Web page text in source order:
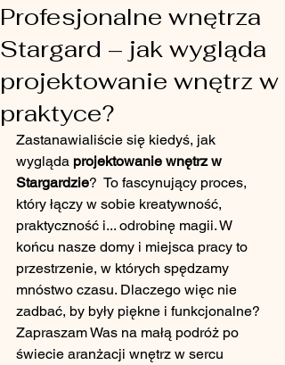
Profesjonalne wnętrza
Stargard – jak wygląda
projektowanie wnętrz w
praktyce?
Zastanawialiście się kiedyś, jak
wygląda projektowanie wnętrz w
Stargardzie?  To fascynujący proces,
który łączy w sobie kreatywność,
praktyczność i... odrobinę magii. W
końcu nasze domy i miejsca pracy to
przestrzenie, w których spędzamy
mnóstwo czasu. Dlaczego więc nie
zadbać, by były piękne i funkcjonalne?
Zapraszam Was na małą podróż po
świecie aranżacji wnętrz w sercu